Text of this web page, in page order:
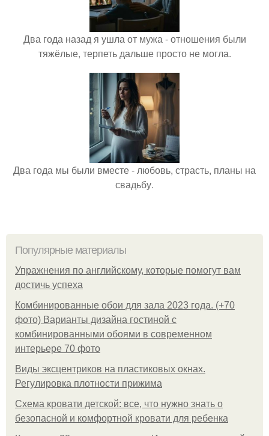
Два года назад я ушла от мужа - отношения были
тяжёлые, терпеть дальше просто не могла.
Два года мы были вместе - любовь, страсть, планы на
свадьбу.
Популярные материалы
Упражнения по английскому, которые помогут вам
достичь успеха
Комбинированные обои для зала 2023 года. (+70
фото) Варианты дизайна гостиной с
комбинированными обоями в современном
интерьере 70 фото
Виды эксцентриков на пластиковых окнах.
Регулировка плотности прижима
Схема кровати детской: все, что нужно знать о
безопасной и комфортной кровати для ребенка